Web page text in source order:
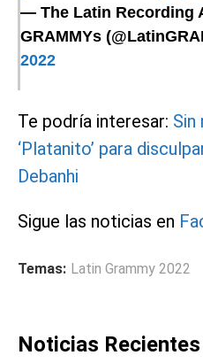
— The Latin Recording
GRAMMYs
2022
Te podría interesar: Sin
‘Platanito’ para
Debanhi
Sigue las noticias en
Temas: Latin Grammy 2022
Noticias Recientes